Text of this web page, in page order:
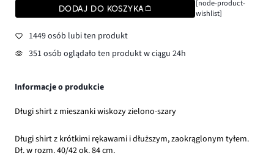
DODAJ DO KOSZYKA
[node-product-
wishlist]
1449 osób lubi ten produkt
351 osób oglądało ten produkt w ciągu 24h
Informacje o produkcie
Długi shirt z mieszanki wiskozy zielono-szary
Długi shirt z krótkimi rękawami i dłuższym, zaokrąglonym tyłem.
Dł. w rozm. 40/42 ok. 84 cm.